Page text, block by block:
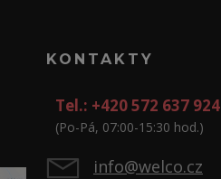
KONTAKTY
Tel.: +420 572 637 924
(Po-Pá, 07:00-15:30 hod.)
info@welco.cz